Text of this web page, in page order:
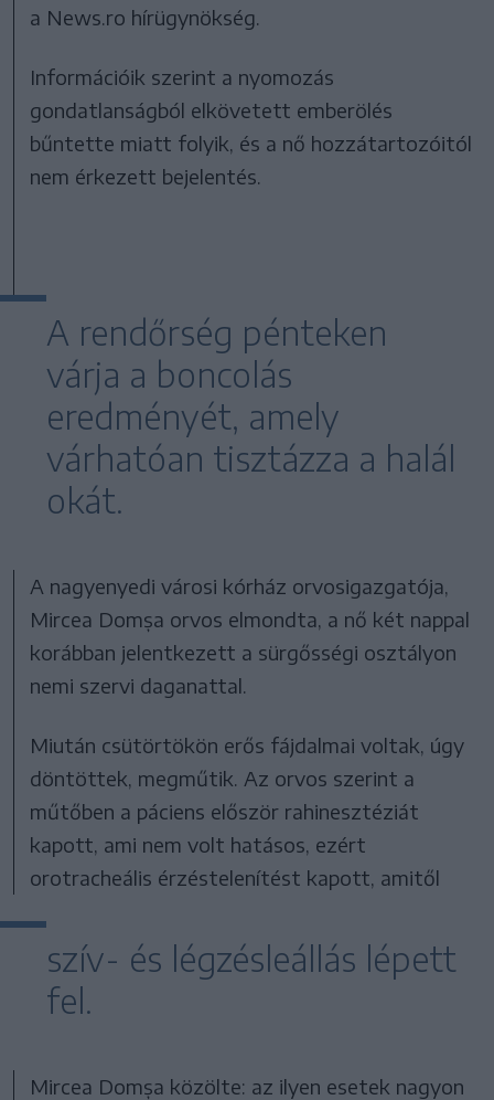
a News.ro hírügynökség.
Információik szerint a nyomozás
gondatlanságból elkövetett emberölés
bűntette miatt folyik, és a nő hozzátartozóitól
nem érkezett bejelentés.
A rendőrség pénteken
várja a boncolás
eredményét, amely
várhatóan tisztázza a halál
okát.
A nagyenyedi városi kórház orvosigazgatója,
Mircea Domșa orvos elmondta, a nő két nappal
korábban jelentkezett a sürgősségi osztályon
nemi szervi daganattal.
Miután csütörtökön erős fájdalmai voltak, úgy
döntöttek, megműtik. Az orvos szerint a
műtőben a páciens először rahinesztéziát
kapott, ami nem volt hatásos, ezért
orotracheális érzéstelenítést kapott, amitől
szív- és légzésleállás lépett
fel.
Mircea Domșa közölte: az ilyen esetek nagyon